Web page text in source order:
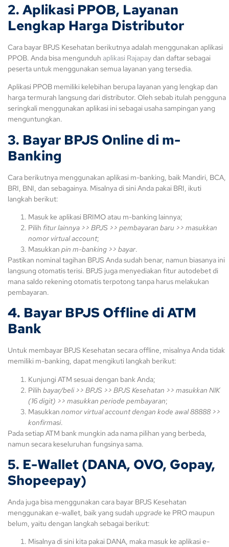
2. Aplikasi PPOB, Layanan
Lengkap Harga Distributor
Cara bayar BPJS Kesehatan berikutnya adalah menggunakan aplikasi
PPOB. Anda bisa mengunduh aplikasi Rajapaydan daftar sebagai
peserta untuk menggunakan semua layanan yang tersedia.
Aplikasi PPOB memiliki kelebihan berupa layanan yang lengkap dan
harga termurah langsung dari distributor. Oleh sebab itulah pengguna
seringkali menggunakan aplikasi ini sebagai usaha sampingan yang
menguntungkan.
3. Bayar BPJS Online di m-
Banking
Cara berikutnya menggunakan aplikasi m-banking, baik Mandiri, BCA,
BRI, BNI, dan sebagainya. Misalnya di sini Anda pakai BRI, ikuti
langkah berikut:
Masuk ke aplikasi BRIMO atau m-banking lainnya;
Pilih fitur lainnya >> BPJS >> pembayaran baru >> masukkan
nomor virtual account;
Masukkan pin m-banking >> bayar.
Pastikan nominal tagihan BPJS Anda sudah benar, namun biasanya ini
langsung otomatis terisi. BPJS juga menyediakan fitur autodebet di
mana saldo rekening otomatis terpotong tanpa harus melakukan
pembayaran.
4. Bayar BPJS Offline di ATM
Bank
Untuk membayar BPJS Kesehatan secara offline, misalnya Anda tidak
memiliki m-banking, dapat mengikuti langkah berikut:
Kunjungi ATM sesuai dengan bank Anda;
Pilih bayar/beli >> BPJS >> BPJS Kesehatan >> masukkan NIK
(16 digit) >> masukkan periode pembayaran;
Masukkan nomor virtual account dengan kode awal 88888 >>
konfirmasi.
Pada setiap ATM bank mungkin ada nama pilihan yang berbeda,
namun secara keseluruhan fungsinya sama.
5. E-Wallet (DANA, OVO, Gopay,
Shopeepay)
Anda juga bisa menggunakan cara bayar BPJS Kesehatan
menggunakan e-wallet, baik yang sudah upgrade ke PRO maupun
belum, yaitu dengan langkah sebagai berikut:
Misalnya di sini kita pakai DANA, maka masuk ke aplikasi e-